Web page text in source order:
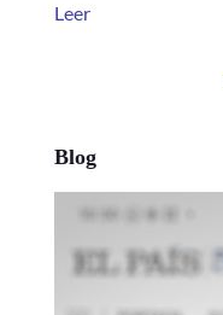
Leer
Blog